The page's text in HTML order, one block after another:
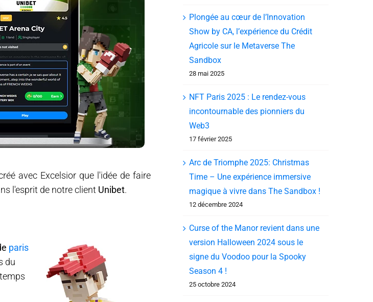
avec Excelsior que l'idée de faire
l'esprit de notre client Unibet.
paris
du
Plongée au cœur de l’Innovation
Show by CA, l’expérience du Crédit
Agricole sur le Metaverse The
Sandbox
28 mai 2025
NFT Paris 2025 : Le rendez-vous
incontournable des pionniers du
Web3
17 février 2025
Arc de Triomphe 2025: Christmas
Time – Une expérience immersive
magique à vivre dans The Sandbox !
12 décembre 2024
Curse of the Manor revient dans une
version Halloween 2024 sous le
signe du Voodoo pour la Spooky
Season 4 !
25 octobre 2024